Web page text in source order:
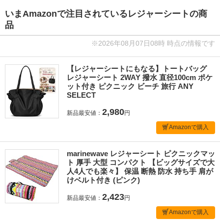
いまAmazonで注目されているレジャーシートの商
品
※2026年08月07日08時 時点の情報です
【レジャーシートにもなる】トートバッグ
レジャーシート 2WAY 撥水 直径100cm ポケ
ット付き ピクニック ビーチ 旅行 ANY
SELECT
新品最安値： 2,980円
Amazonで購入
marinewave レジャーシート ピクニックマッ
ト 厚手 大型 コンパクト 【ビッグサイズで大
人4人でも楽々】 保温 断熱 防水 持ち手 肩が
けベルト付き (ピンク)
新品最安値： 2,423円
Amazonで購入